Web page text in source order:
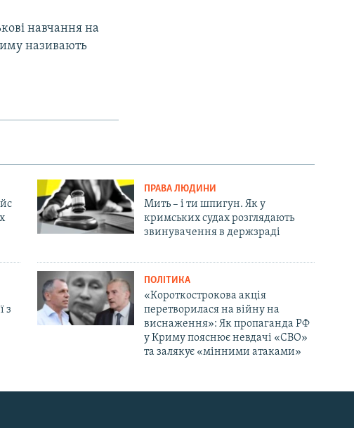
навчання на
називають
ПРАВА ЛЮДИНИ
Мить – і ти шпигун. Як у
кримських судах розглядають
звинувачення в держзраді
з
ПОЛІТИКА
«Короткострокова акція
перетворилася на війну на
виснаження»: Як пропаганда РФ
у Криму пояснює невдачі «СВО»
та залякує «мінними атаками»